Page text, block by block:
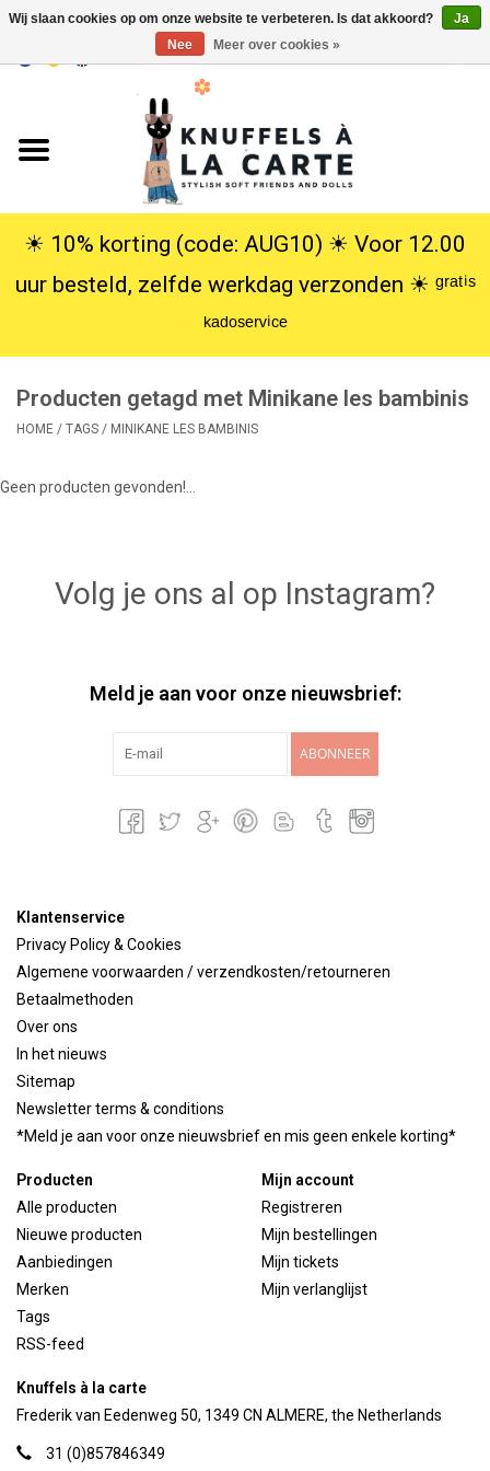
USD
Knuffels
Poppen
SALE
Merken
☀︎ 10% korting (code: AUG10) ☀︎ Voor 12.00
uur besteld, zelfde werkdag verzonden ☀︎ ᵍʳᵃᵗⁱˢ
ᵏᵃᵈᵒˢᵉʳᵛⁱᶜᵉ
Producten getagd met Minikane les bambinis
HOME / TAGS / MINIKANE LES BAMBINIS
Geen producten gevonden!...
Volg je ons al op Instagram?
Meld je aan voor onze nieuwsbrief:
ABONNEER
Klantenservice
Privacy Policy & Cookies
Algemene voorwaarden / verzendkosten/retourneren
Betaalmethoden
Over ons
In het nieuws
Sitemap
Newsletter terms & conditions
*Meld je aan voor onze nieuwsbrief en mis geen enkele korting*
Producten
Alle producten
Nieuwe producten
Aanbiedingen
Merken
Tags
RSS-feed
Mijn account
Registreren
Mijn bestellingen
Mijn tickets
Mijn verlanglijst
Knuffels à la carte
Frederik van Eedenweg 50, 1349 CN ALMERE, the Netherlands
31 (0)857846349
Wij slaan cookies op om onze website te verbeteren. Is dat akkoord?
Ja
Nee
Meer over cookies »